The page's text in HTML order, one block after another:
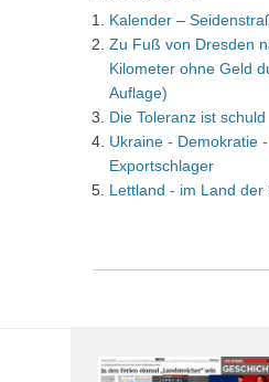
Kalender –
Zu Fuß von Dresden
Kilometer ohne Geld
Auflage)
Die Toleranz ist schuld
Ukraine - Demokratie
Exportschlager
Lettland - im Land der